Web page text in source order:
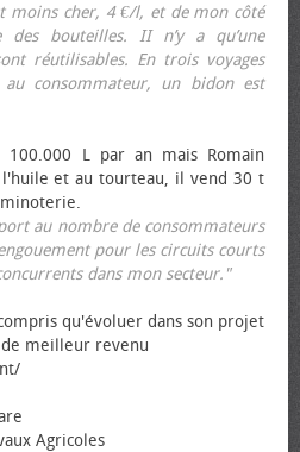
moins cher, 4 €/l, et de mon côté
des bouteilles. II n’y a qu’une
réutilisables. En trois voyages
consommateur, un bidon est
L par an mais Romain
et au tourteau, il vend 30 t
au nombre de consommateurs
pour les circuits courts
dans mon secteur."
qu'évoluer dans son projet
meilleur revenu
Agricoles